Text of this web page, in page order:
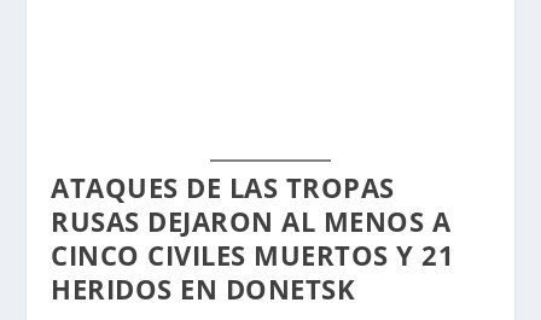
ATAQUES DE LAS TROPAS
RUSAS DEJARON AL MENOS A
CINCO CIVILES MUERTOS Y 21
HERIDOS EN DONETSK